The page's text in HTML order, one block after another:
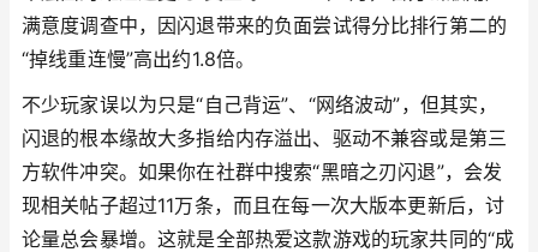
满意度调查中，因闪退带来的负面尝试得分比排行第二的
“掉线重连慢”高出约1.8倍。
不少玩家误以为只是“自己背运”、“网络波动”，但其实，
闪退的根本缘故大多指给内存溢出、驱动不兼容或是第三
方软件冲突。如果你在社群中搜索“黑暗之刃闪退”，会发
现相关帖子超过11万条，而且在每一次大版本更新后，讨
论量总会暴增。这就是全部热爱这款游戏的玩家共同的“成